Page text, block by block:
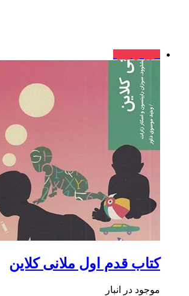
کتاب قدم اول ملانی کلاین
موجود در انبار